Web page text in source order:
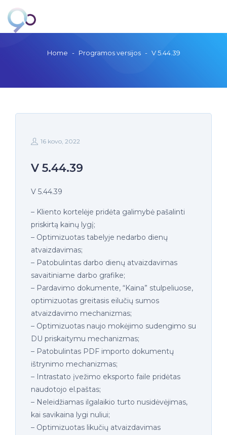
Home - Programos versijos - V 5.44.39
16 kovo, 2022
V 5.44.39
V 5.44.39
– Kliento kortelėje pridėta galimybė pašalinti
priskirtą kainų lygį;
– Optimizuotas tabelyje nedarbo dienų
atvaizdavimas;
– Patobulintas darbo dienų atvaizdavimas
savaitiniame darbo grafike;
– Pardavimo dokumente, “Kaina” stulpeliuose,
optimizuotas greitasis eilučių sumos
atvaizdavimo mechanizmas;
– Optimizuotas naujo mokėjimo sudengimo su
DU priskaitymu mechanizmas;
– Patobulintas PDF importo dokumentų
ištrynimo mechanizmas;
– Intrastato įvežimo eksporto faile pridėtas
naudotojo el.paštas;
– Neleidžiamas ilgalaikio turto nusidėvėjimas,
kai savikaina lygi nuliui;
– Optimizuotas likučių atvaizdavimas